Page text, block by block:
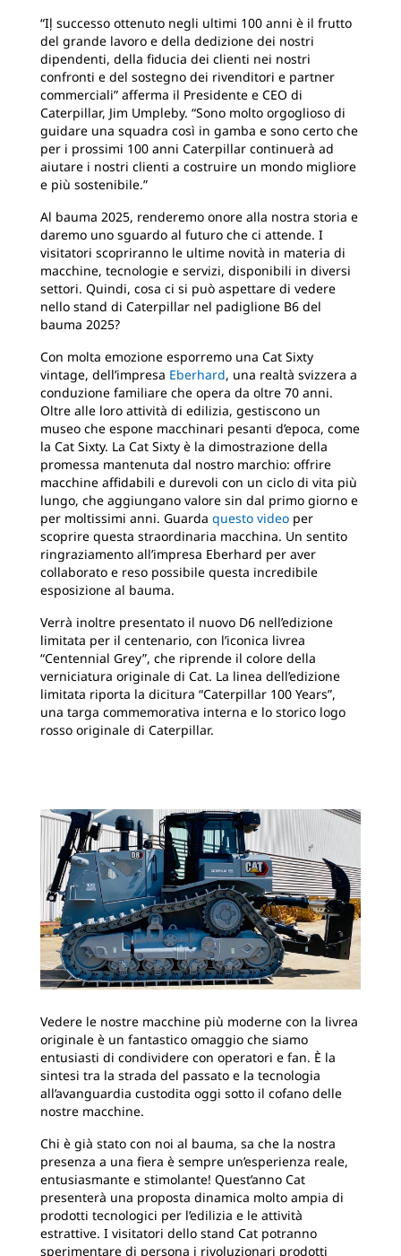
“Iļ successo ottenuto negli ultimi 100 anni è il frutto
del grande lavoro e della dedizione dei nostri
dipendenti, della fiducia dei clienti nei nostri
confronti e del sostegno dei rivenditori e partner
commerciali” afferma il Presidente e CEO di
Caterpillar, Jim Umpleby. “Sono molto orgoglioso di
guidare una squadra così in gamba e sono certo che
per i prossimi 100 anni Caterpillar continuerà ad
aiutare i nostri clienti a costruire un mondo migliore
e più sostenibile.”
Al bauma 2025, renderemo onore alla nostra storia e
daremo uno sguardo al futuro che ci attende. I
visitatori scopriranno le ultime novità in materia di
macchine, tecnologie e servizi, disponibili in diversi
settori. Quindi, cosa ci si può aspettare di vedere
nello stand di Caterpillar nel padiglione B6 del
bauma 2025?
Con molta emozione esporremo una Cat Sixty
vintage, dell’impresa Eberhard, una realtà svizzera a
conduzione familiare che opera da oltre 70 anni.
Oltre alle loro attività di edilizia, gestiscono un
museo che espone macchinari pesanti d’epoca, come
la Cat Sixty. La Cat Sixty è la dimostrazione della
promessa mantenuta dal nostro marchio: offrire
macchine affidabili e durevoli con un ciclo di vita più
lungo, che aggiungano valore sin dal primo giorno e
per moltissimi anni. Guarda questo video per
scoprire questa straordinaria macchina. Un sentito
ringraziamento all’impresa Eberhard per aver
collaborato e reso possibile questa incredibile
esposizione al bauma.
Verrà inoltre presentato il nuovo D6 nell’edizione
limitata per il centenario, con l’iconica livrea
“Centennial Grey”, che riprende il colore della
verniciatura originale di Cat. La linea dell’edizione
limitata riporta la dicitura “Caterpillar 100 Years”,
una targa commemorativa interna e lo storico logo
rosso originale di Caterpillar.
Vedere le nostre macchine più moderne con la livrea
originale è un fantastico omaggio che siamo
entusiasti di condividere con operatori e fan. È la
sintesi tra la strada del passato e la tecnologia
all’avanguardia custodita oggi sotto il cofano delle
nostre macchine.
Chi è già stato con noi al bauma, sa che la nostra
presenza a una fiera è sempre un’esperienza reale,
entusiasmante e stimolante! Quest’anno Cat
presenterà una proposta dinamica molto ampia di
prodotti tecnologici per l’edilizia e le attività
estrattive. I visitatori dello stand Cat potranno
sperimentare di persona i rivoluzionari prodotti